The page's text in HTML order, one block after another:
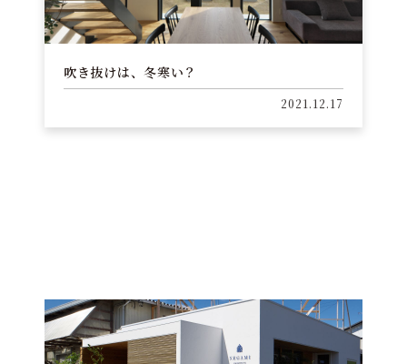
吹き抜けは、冬寒い？
2021.12.17